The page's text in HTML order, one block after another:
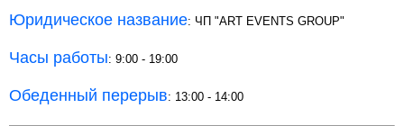
Юридическое название: ЧП "ART EVENTS GROUP"
Часы работы: 9:00 - 19:00
Обеденный перерыв: 13:00 - 14:00